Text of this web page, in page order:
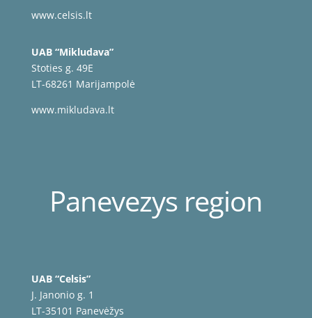
www.celsis.lt
UAB “Mikludava”
Stoties g. 49E
LT-68261 Marijampolė
www.mikludava.lt
Panevezys region
UAB “Celsis”
J. Janonio g. 1
LT-35101 Panevėžys